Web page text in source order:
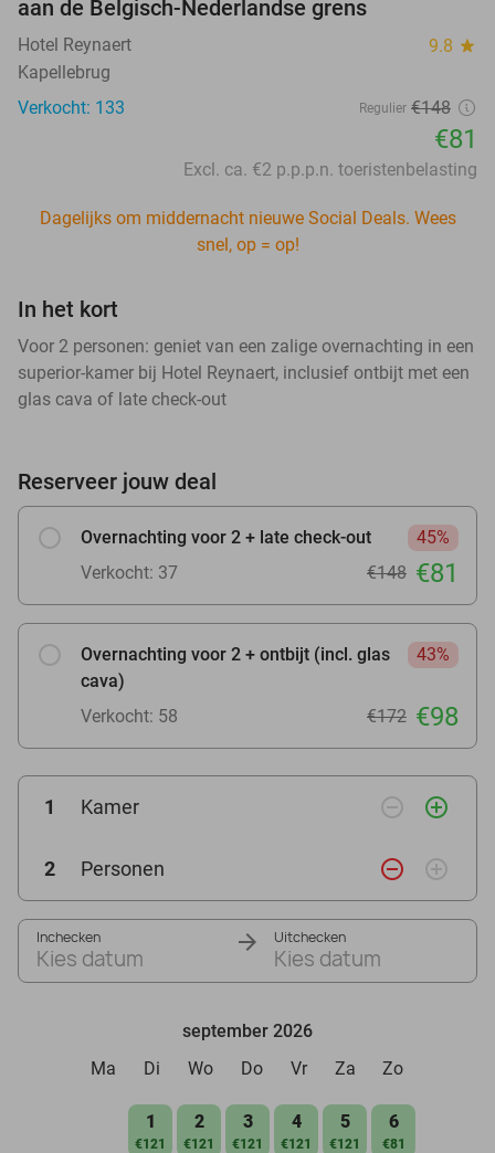
aan de Belgisch-Nederlandse grens
Hotel Reynaert 9.8 star
Kapellebrug
Verkocht: 133
Regulier €148
€81
Excl. ca. €2 p.p.p.n. toeristenbelasting
Dagelijks om middernacht nieuwe Social Deals. Wees
snel, op = op!
In het kort
Voor 2 personen: geniet van een zalige overnachting in een
superior-kamer bij Hotel Reynaert, inclusief ontbijt met een
glas cava of late check-out
Reserveer jouw deal
Overnachting voor 2 + late check-out
45%
Verkocht: 37
€148 €81
Overnachting voor 2 + ontbijt (incl. glas
cava)
43%
Verkocht: 58 €172 €98
1 Kamer remove_circle_outline add_circle_outline
2 Personen remove_circle_outline add_circle_outline
Inchecken
Kies datum
Uitchecken
Kies datum
september 2026
Ma
Di Wo Do Vr Za Zo
1
€121
2
€121
3
€121
4
€121
5
€121
6
€81